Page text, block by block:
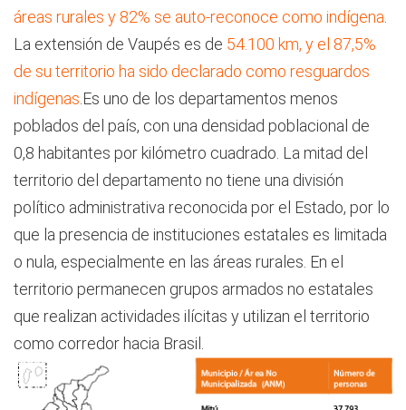
áreas rurales y 82% se auto-reconoce como indígena
La extensión de Vaupés es de 54.100 km, y el 87,5%
de su territorio ha sido declarado como resguardos
indígenas .Es uno de los departamentos menos
poblados del país, con una densidad poblacional de
0,8 habitantes por kilómetro cuadrado. La mitad del
territorio del departamento no tiene una división
político administrativa reconocida por el Estado, por lo
que la presencia de instituciones estatales es limitada
o nula, especialmente en las áreas rurales. En el
territorio permanecen grupos armados no estatales
que realizan actividades ilícitas y utilizan el territorio
como corredor hacia Brasil.